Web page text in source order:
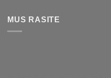
MUS RASITE